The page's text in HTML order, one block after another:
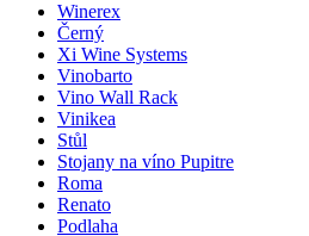
Obecné
DoručeníSestaveno
UmístěníPodlaha
Modulární true
ÚpravaBorovice
Rozměry (ŠxVxH cm)
Výška (cm)
Šířka (cm)
Winerex
Černý
Xi Wine Systems
Vinobarto
Vino Wall Rack
Vinikea
Stůl
Stojany na víno Pupitre
Roma
Renato
Podlaha